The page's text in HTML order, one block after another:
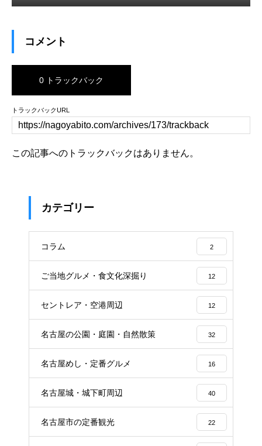
コメント
0 トラックバック
トラックバックURL
この記事へのトラックバックはありません。
カテゴリー
コラム 2
ご当地グルメ・食文化深掘り 12
セントレア・空港周辺 12
名古屋の公園・庭園・自然散策 32
名古屋めし・定番グルメ 16
名古屋城・城下町周辺 40
名古屋市の定番観光 22